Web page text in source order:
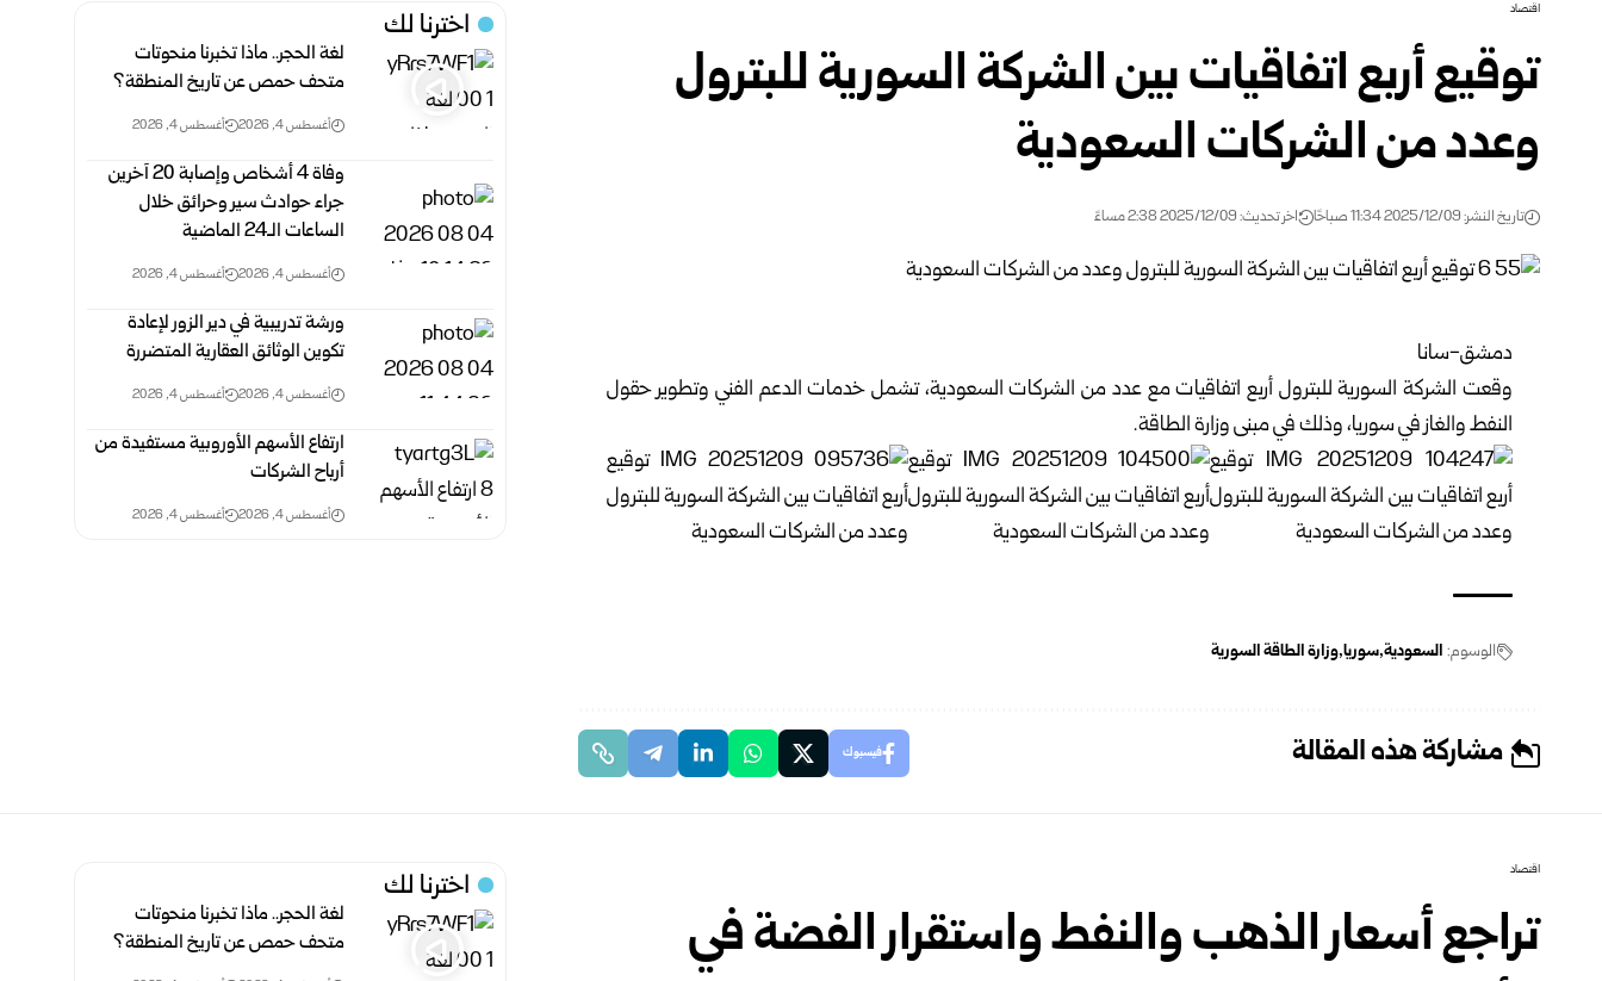
اقتصاد
توقيع أربع اتفاقيات بين الشركة السورية للبترول
وعدد من الشركات السعودية
تاريخ النشر: 2025/12/09 11:34 صباحًا اخر تحديث: 2025/12/09 2:38 مساءً
دمشق-سانا
وقعت الشركة السورية للبترول أربع اتفاقيات مع عدد من الشركات السعودية، تشمل خدمات الدعم الفني وتطوير حقول
النفط والغاز في سوريا، وذلك في مبنىوزارة الطاقة.
الوسوم: السعودية سوريا وزارة الطاقة السورية
مشاركة هذه المقالة فيسبوك
اخترنا لك
لغة الحجر.. ماذا تخبرنا منحوتات
متحف حمص عن تاريخ المنطقة؟
أغسطس 4, 2026 أغسطس 4, 2026
وفاة 4 أشخاص وإصابة 20 آخرين
جراء حوادث سير وحرائق خلال
‏الساعات الـ24 الماضية ‏
أغسطس 4, 2026 أغسطس 4, 2026
ورشة تدريبية في دير الزور لإعادة
تكوين الوثائق العقارية المتضررة
أغسطس 4, 2026 أغسطس 4, 2026
ارتفاع الأسهم الأوروبية مستفيدة من
أرباح الشركات
أغسطس 4, 2026 أغسطس 4, 2026
اقتصاد
تراجع أسعار الذهب والنفط واستقرار الفضة في
اخترنا لك
لغة الحجر.. ماذا تخبرنا منحوتات
متحف حمص عن تاريخ المنطقة؟